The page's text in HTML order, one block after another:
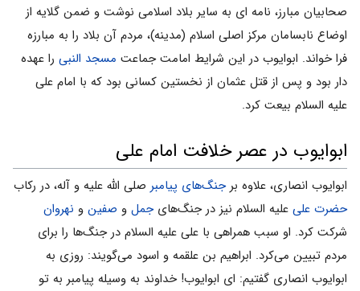
صحابیان مبارز، نامه ای به سایر بلاد اسلامی نوشت و ضمن گلایه از
اوضاع نابسامان مرکز اصلی اسلام (مدینه)، مردم آن بلاد را به مبارزه
فرا خواند. ابوایوب در این شرایط امامت جماعت مسجد النبی را عهده
دار بود و پس از قتل عثمان از نخستین کسانی بود که با امام علی
علیه السلام بیعت کرد.
ابوایوب در عصر خلافت امام علی
ابوایوب انصاری، علاوه برجنگ‌های پیامبر صلی الله علیه و آله، در رکاب
حضرت علی علیه السلام نیز در جنگ‌هایجمل و صفین و نهروان
شرکت کرد. او سبب همراهی با علی علیه السلام در جنگ‌ها را برای
مردم تبیین می‌‌کرد. ابراهیم بن علقمه و اسود می‌‌گویند: روزی به
ابوایوب انصاری گفتیم: ای ابوایوب! خداوند به وسیله پیامبر به تو